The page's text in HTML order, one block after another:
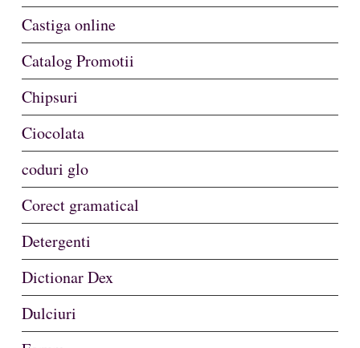
Castiga online
Catalog Promotii
Chipsuri
Ciocolata
coduri glo
Corect gramatical
Detergenti
Dictionar Dex
Dulciuri